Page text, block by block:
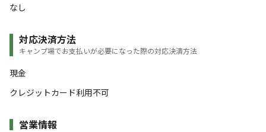
なし
対応決済方法
キャンプ場でお支払いが必要になった際の対応決済方法
現金
クレジットカード利用不可
営業情報